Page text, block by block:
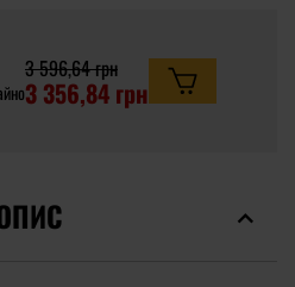
3 596,64 грн
3 356,84 грн